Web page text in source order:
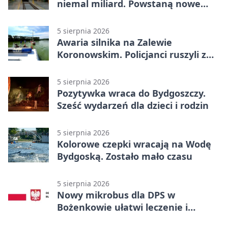
niemal miliard. Powstaną nowe
5 sierpnia 2026
Awaria silnika na Zalewie
Koronowskim. Policjanci ruszyli z
5 sierpnia 2026
Pozytywka wraca do Bydgoszczy.
Sześć wydarzeń dla dzieci i rodzin
5 sierpnia 2026
Kolorowe czepki wracają na Wodę
Bydgoską. Zostało mało czasu
5 sierpnia 2026
Nowy mikrobus dla DPS w
Bożenkowie ułatwi leczenie i